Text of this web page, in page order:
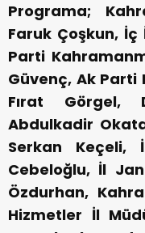
Programa;
Faruk Çoşkun, İç
Parti
Güvenç, Ak Parti
Fırat Görgel,
Abdulkadir
Serkan Keçeli,
Cebeloğlu, İl
Özdurhan,
Hizmetler İl